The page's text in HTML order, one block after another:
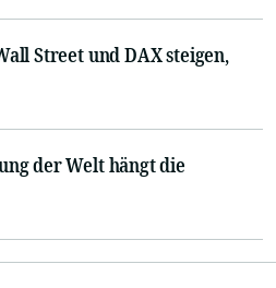
Street und DAX steigen,
der Welt hängt die